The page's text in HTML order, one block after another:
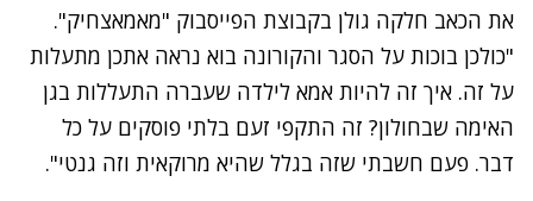
את הכאב חלקה גולן בקבוצת הפייסבוק "מאמאצחיק".
"כולכן בוכות על הסגר והקורונה בוא נראה אתכן מתעלות
על זה. איך זה להיות אמא לילדה שעברה התעללות בגן
האימה שבחולון? זה התקפי זעם בלתי פוסקים על כל
דבר. פעם חשבתי שזה בגלל שהיא מרוקאית וזה גנטי".